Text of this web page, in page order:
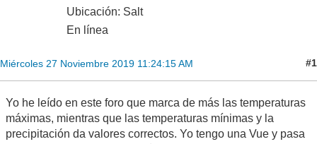
Ubicación: Salt
En línea
Miércoles 27 Noviembre 2019 11:24:15 AM #1
Yo he leído en este foro que marca de más las temperaturas
máximas, mientras que las temperaturas mínimas y la
precipitación da valores correctos. Yo tengo una Vue y pasa